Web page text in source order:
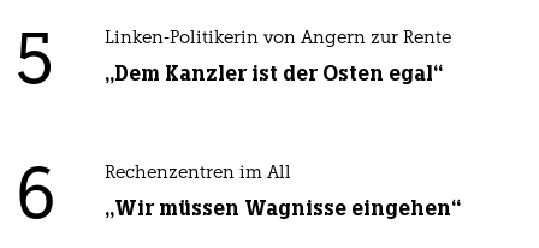
5 Linken-Politikerin von Angern zur Rente
„Dem Kanzler ist der Osten egal“
6 Rechenzentren im All
„Wir müssen Wagnisse eingehen“